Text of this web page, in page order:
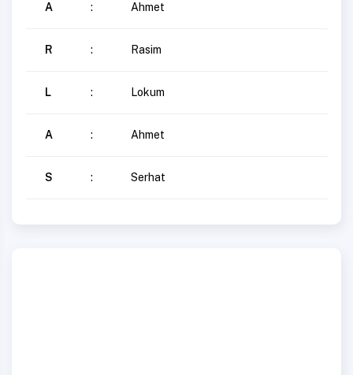
A : Ahmet
R : Rasim
L : Lokum
A : Ahmet
S : Serhat